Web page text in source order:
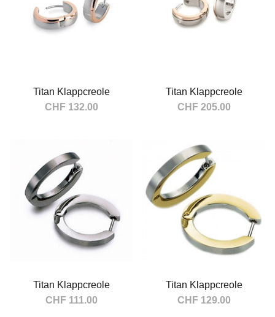
Titan Klappcreole
CHF 132.00
Titan Klappcreole
CHF 205.00
Titan Klappcreole
CHF 111.00
Titan Klappcreole
CHF 129.00